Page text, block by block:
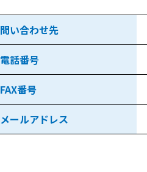
問い合わせ先
電話番号
FAX番号
メールアドレス